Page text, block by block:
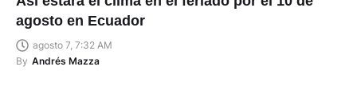
agosto en Ecuador
agosto 7, 7:32 AM
By Andrés Mazza